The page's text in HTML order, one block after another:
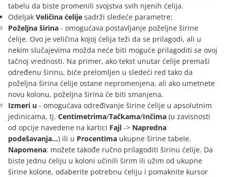
tabelu da biste promenili svojstva svih njenih ćelija.
Odeljak Veličina ćelije sadrži sledeće parametre:
Poželjna širina - omogućava postavljanje poželjne širine
ćelije. Ovo je veličina kojoj ćelija teži da se prilagodi, ali u
nekim slučajevima možda neće biti moguće prilagoditi se ovoj
tačnoj vrednosti. Na primer, ako tekst unutar ćelije premaši
određenu širinu, biće prelomljen u sledeći red tako da
poželjna širina ćelije ostane nepromenjena, ali ako umetnete
novu kolonu, poželjna širina će biti smanjena.
Izmeri u - omogućava određivanje širine ćelije u apsolutnim
jedinicama, tj. Centimetrima/Tačkama/Inčima (u zavisnosti
od opcije navedene na kartici Fajl -> Napredna
podešavanja...) ili u Procentima ukupne širine tabele.
Napomena: možete takođe ručno prilagoditi širinu ćelije. Da
biste jednu ćeliju u koloni učinili širim ili užim od ukupne
širine kolone, odaberite potrebnu ćeliju i pomaknite kursor